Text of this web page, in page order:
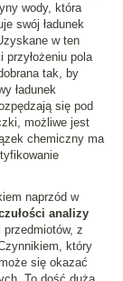
wody, która
swój ładunek
w ten
przyłożeniu pola
tak, by
ładunek
się pod
możliwe jest
chemiczny ma
naprzód w
analizy
z
który
się okazać